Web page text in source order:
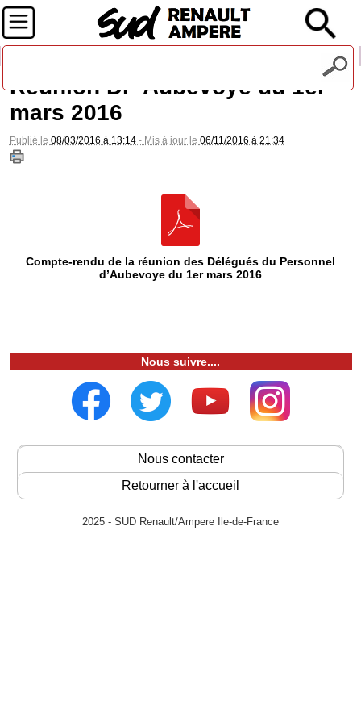
Réunion DP Aubevoye du 1er
mars 2016
Publié le 08/03/2016 à 13:14- Mis à jour le 06/11/2016 à 21:34
Compte-rendu de la réunion des Délégués du Personnel
d’Aubevoye du 1er mars 2016
Nous suivre....
Nous contacter
Retourner à l'accueil
2025 - SUD Renault/Ampere Ile-de-France